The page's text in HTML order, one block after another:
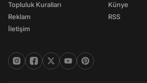
Topluluk Kuralları
Reklam
İletişim
Künye
RSS